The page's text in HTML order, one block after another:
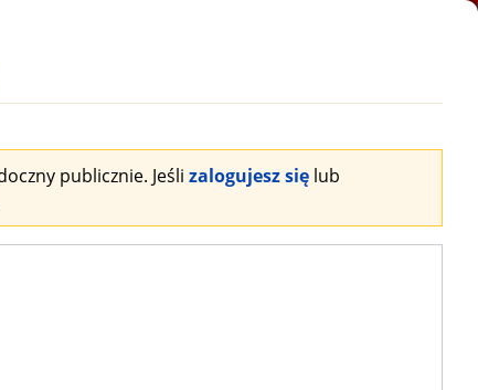
publicznie. Jeśli zalogujesz się lub